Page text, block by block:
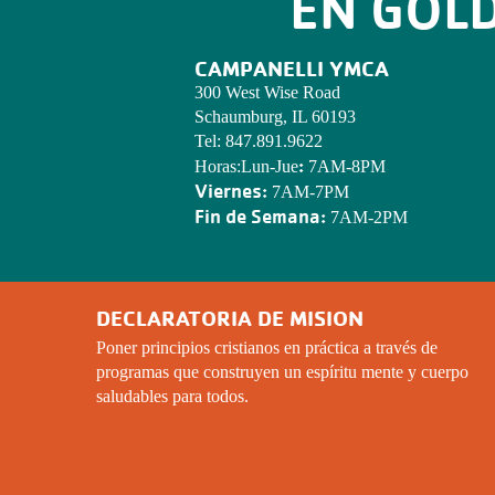
CAMPANELLI YMCA
300 West Wise Road
Schaumburg, IL 60193
Tel: 847.891.9622
Horas:Lun-Jue:7AM-8PM
Viernes:7AM-7PM
Fin de Semana:7AM-2PM
DECLARATORIA DE MISION
Poner principios cristianos en práctica a través de
programas que construyen un espíritu mente y cuerpo
saludables para todos.